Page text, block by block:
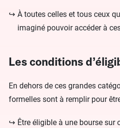
À toutes celles et tous ceux
imaginé pouvoir accéder à
Les conditions
En dehors de ces grandes
formelles sont à remplir pour
Être éligible à une bourse sur